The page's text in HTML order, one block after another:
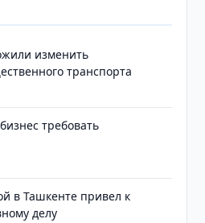
изменить
транспорта
требовать
в Ташкенте привел к
делу